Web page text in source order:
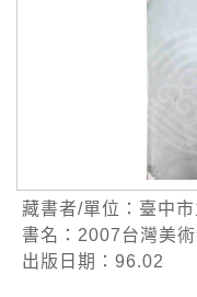
藏書者/單位：臺中
書名：2007台灣美
出版日期：96.02